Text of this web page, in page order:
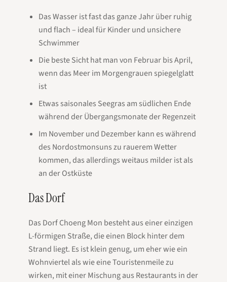
Das Wasser ist fast das ganze Jahr über ruhig
und flach – ideal für Kinder und unsichere
Schwimmer
Die beste Sicht hat man von Februar bis April,
wenn das Meer im Morgengrauen spiegelglatt
ist
Etwas saisonales Seegras am südlichen Ende
während der Übergangsmonate der Regenzeit
Im November und Dezember kann es während
des Nordostmonsuns zu rauerem Wetter
kommen, das allerdings weitaus milder ist als
an der Ostküste
Das Dorf
Das Dorf Choeng Mon besteht aus einer einzigen
L-förmigen Straße, die einen Block hinter dem
Strand liegt. Es ist klein genug, um eher wie ein
Wohnviertel als wie eine Touristenmeile zu
wirken, mit einer Mischung aus Restaurants in der